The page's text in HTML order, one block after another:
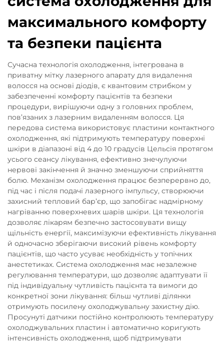
максимального комфорту
та безпеки пацієнта
Сучасна технологія охолодження, інтегрована в
приватну мітку лазерного апарату для видалення
волосся на основі діодів, є квантовим стрибком у
забезпеченні комфорту пацієнтів та безпеки
процедури, вирішуючи одну з головних проблем,
пов’язаних з лазерним видаленням волосся. Ця
передова система використовує пластини контактного
охолодження, які підтримують температуру поверхні
шкіри в діапазоні від 4 до 10 градусів Цельсія протягом
усього сеансу лікування, ефективно знечулуючи
нервові закінчення й значно зменшуючи сприйняття
болю. Механізм охолодження працює безперервно до,
під час і після подачі лазерного імпульсу, створюючи
захисний тепловий бар’єр, що запобігає надмірному
нагріванню поверхневих шарів шкіри. Ця технологія
дозволяє лікарям безпечно застосовувати вищу
щільність енергії, максимізуючи ефективність лікування
й одночасно зберігаючи високий рівень комфорту
пацієнтів, що часто усуває необхідність у топічних
анестетиках. Система охолодження має незалежне
регулювання температури, що дозволяє адаптувати її
під індивідуальну чутливість пацієнта та вимоги до
конкретної зони лікування: більш чутливі ділянки
отримують посилену охолоджувальну захистну дію.
Просунуті датчики постійно контролюють температуру
охолоджувальних пластин і автоматично коригують
інтенсивність охолодження, щоб підтримувати